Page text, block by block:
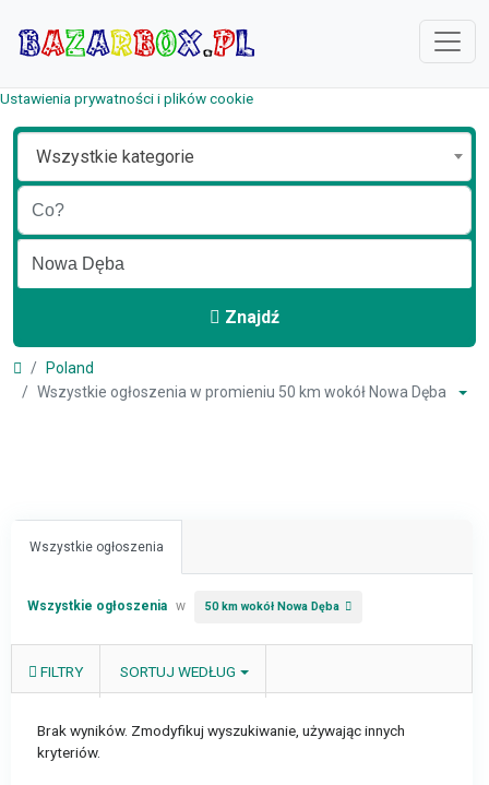
Ustawienia prywatności i plików cookie
Wszystkie kategorie
Znajdź
Poland
Wszystkie ogłoszenia w promieniu 50 km wokół Nowa Dęba
Wszystkie ogłoszenia
Wszystkie ogłoszenia w 50 km wokół Nowa Dęba
FILTRY SORTUJ WEDŁUG
Brak wyników. Zmodyfikuj wyszukiwanie, używając innych
kryteriów.